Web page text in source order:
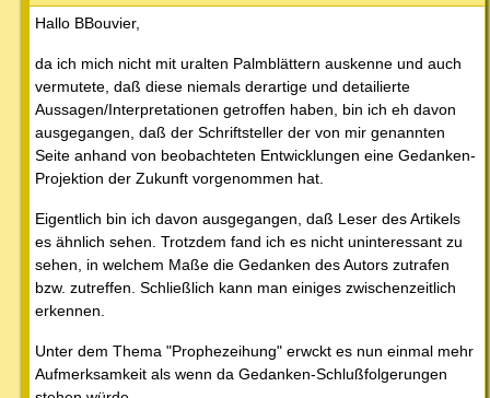
Hallo BBouvier,
da ich mich nicht mit uralten Palmblättern auskenne und auch
vermutete, daß diese niemals derartige und detailierte
Aussagen/Interpretationen getroffen haben, bin ich eh davon
ausgegangen, daß der Schriftsteller der von mir genannten
Seite anhand von beobachteten Entwicklungen eine Gedanken-
Projektion der Zukunft vorgenommen hat.
Eigentlich bin ich davon ausgegangen, daß Leser des Artikels
es ähnlich sehen. Trotzdem fand ich es nicht uninteressant zu
sehen, in welchem Maße die Gedanken des Autors zutrafen
bzw. zutreffen. Schließlich kann man einiges zwischenzeitlich
erkennen.
Unter dem Thema "Prophezeihung" erwckt es nun einmal mehr
Aufmerksamkeit als wenn da Gedanken-Schlußfolgerungen